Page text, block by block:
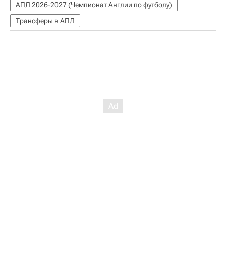
АПЛ 2026-2027 (Чемпионат Англии по футболу)
Трансферы в АПЛ